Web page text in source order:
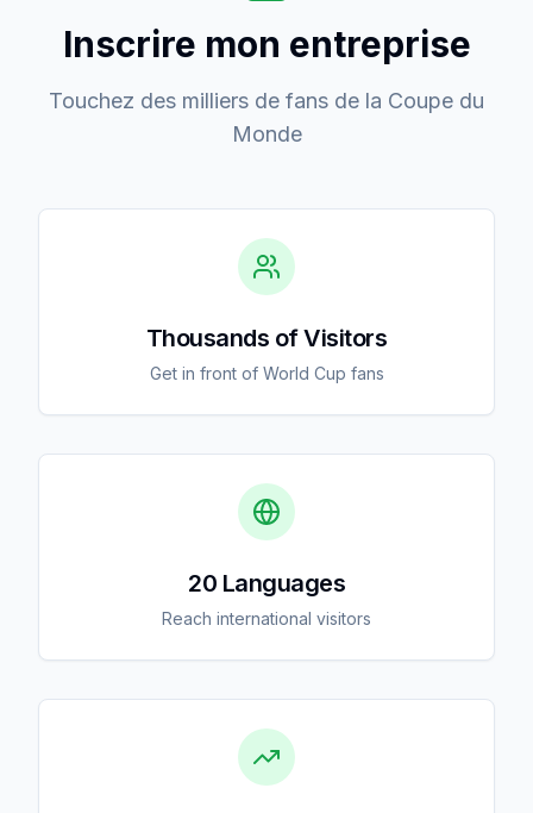
Inscrire mon entreprise
Touchez des milliers de fans de la Coupe du
Monde
Thousands of Visitors
Get in front of World Cup fans
20 Languages
Reach international visitors